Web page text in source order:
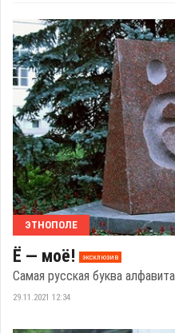
ЭТНОПОЛЕ
Ё — моё! эксклюзив
Самая русская буква
29.11.2021 12:34